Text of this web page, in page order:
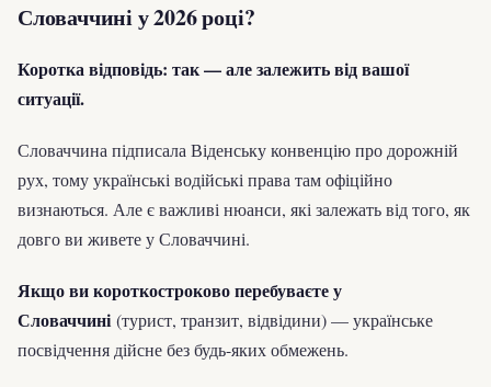
Словаччині у 2026 році?
Коротка відповідь: так — але залежить від вашої
ситуації.
Словаччина підписала Віденську конвенцію про дорожній
рух, тому українські водійські права там офіційно
визнаються. Але є важливі нюанси, які залежать від того, як
довго ви живете у Словаччині.
Якщо ви короткостроково перебуваєте у
Словаччині (турист, транзит, відвідини) — українське
посвідчення дійсне без будь-яких обмежень.